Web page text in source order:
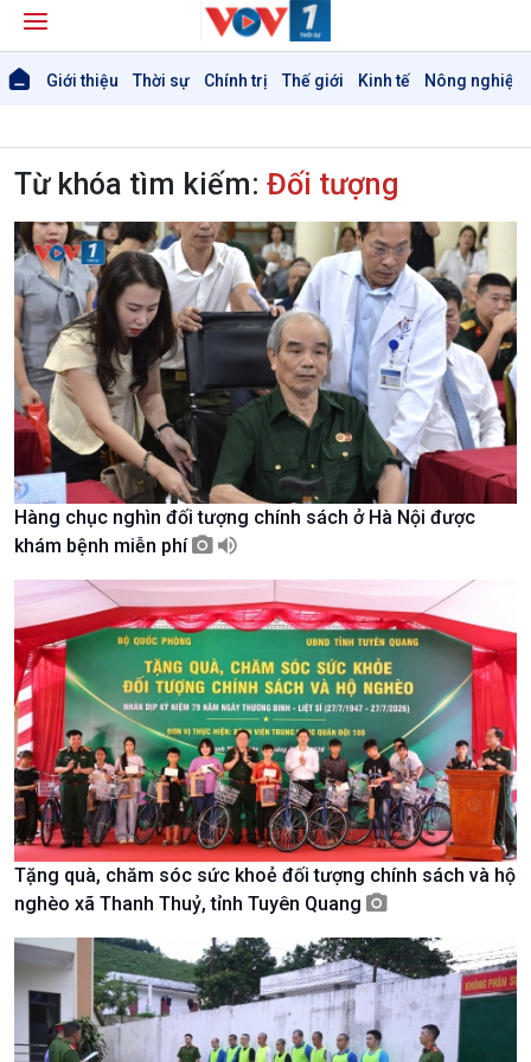
Giới thiệu Thời sự Chính trị Thế giới Kinh tế Nông nghiệp
Giới thiệu
Thời sự
Thời sự 6h
Thời sự 12h
Thời sự 18h
Thời sự 21h30
Bản tin
Chuyên mục
Theo dòng Thời sự
Từ khóa tìm kiếm: Đối tượng
Hàng chục nghìn đối tượng chính sách ở Hà Nội được
khám bệnh miễn phí
Tặng quà, chăm sóc sức khoẻ đối tượng chính sách và hộ
nghèo xã Thanh Thuỷ, tỉnh Tuyên Quang